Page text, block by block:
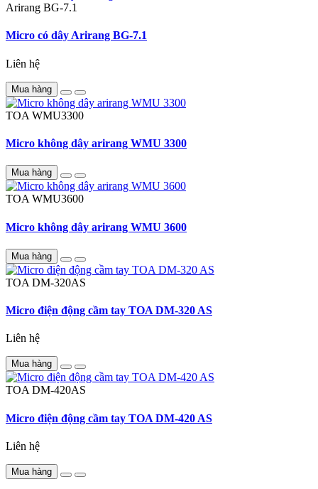
Arirang BG-7.1
Micro có dây Arirang BG-7.1
Liên hệ
Mua hàng
TOA WMU3300
Micro không dây arirang WMU 3300
Mua hàng
TOA WMU3600
Micro không dây arirang WMU 3600
Mua hàng
TOA DM-320AS
Micro điện động cầm tay TOA DM-320 AS
Liên hệ
Mua hàng
TOA DM-420AS
Micro điện động cầm tay TOA DM-420 AS
Liên hệ
Mua hàng